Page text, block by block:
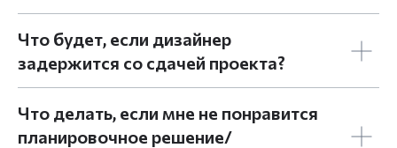
Что будет, если дизайнер
задержится со сдачей проекта?
Что делать, если мне не понравится
планировочное решение/